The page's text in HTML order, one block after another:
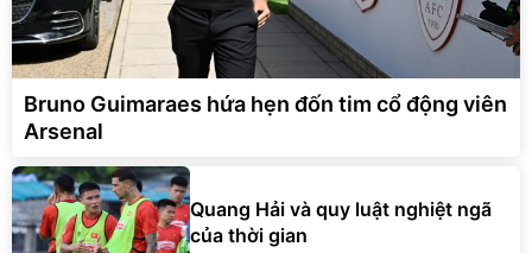
Bruno Guimaraes hứa hẹn đốn tim cổ động viên
Arsenal
Quang Hải và quy luật nghiệt ngã
của thời gian